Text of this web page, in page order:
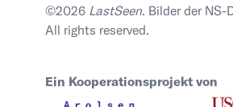
©2026 LastSeen. Bilder der NS-
All rights reserved.
Ein Kooperationsprojekt von